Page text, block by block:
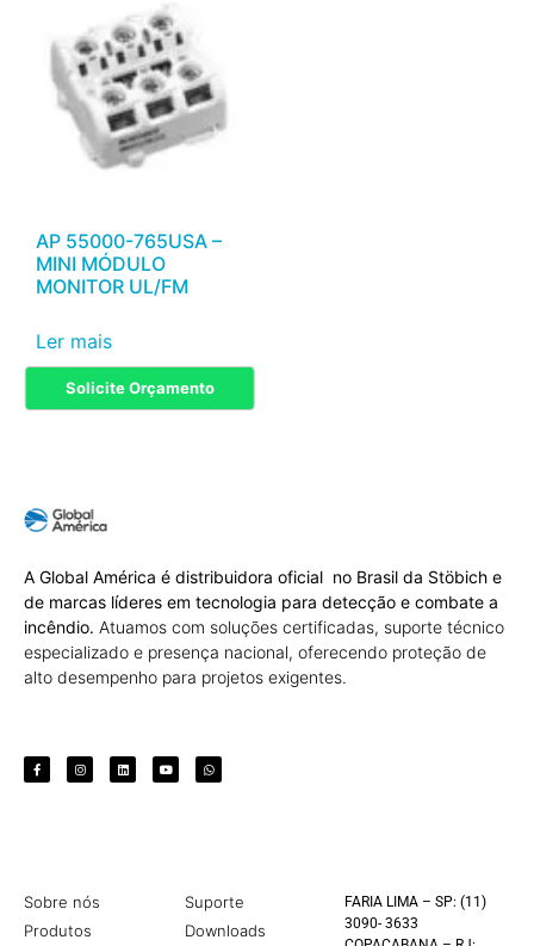
AP 55000-765USA –
MINI MÓDULO
MONITOR UL/FM
Solicite Orçamento
Ler mais
A Global América é distribuidora oficial no Brasil da Stöbich e
de marcas líderes em tecnologia para detecção e combate a
incêndio. Atuamos com soluções certificadas, suporte técnico
especializado e presença nacional, oferecendo proteção de
alto desempenho para projetos exigentes.
Sobre nós
Produtos
Suporte
Downloads
FARIA LIMA – SP: (11)
3090- 3633